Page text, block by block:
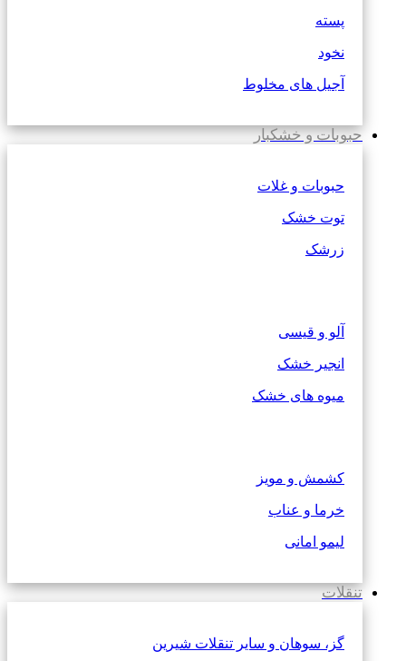
پسته
نخود
آجیل های مخلوط
حبوبات و خشکبار
حبوبات و غلات
توت خشک
زرشک
آلو و قیسی
انجیر خشک
میوه های خشک
کشمش و مویز
خرما و عناب
لیمو امانی
تنقلات
گز، سوهان و سایر تنقلات شیرین